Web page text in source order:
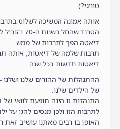
טוויגי?).
אותה אמונה המשיכה לשלוט
הטרנד שהחל
דיאטה הפך לתרבות של ממש.
תרבות שלמה של דיאטות, אותה
דיאטות חדשות בכל שנה.
ההתנהלות של ההורים שלנו ושלנו
של הילדים שלנו.
התנהלות זו הינה תופעת לוואי
לתרבות הזו ולכן מנסים להגן על
האופן בו רבים מאתנו עושים זאת